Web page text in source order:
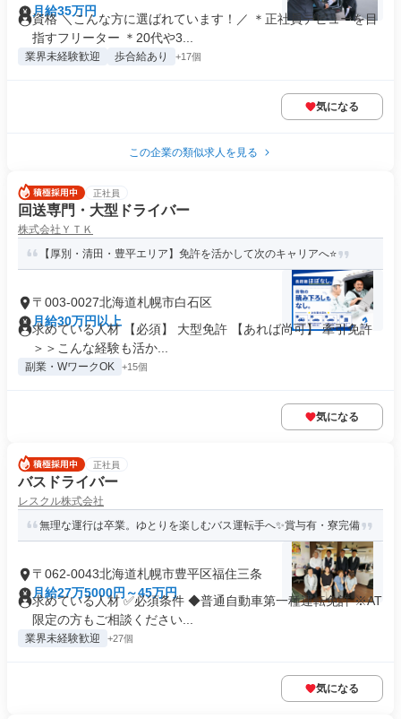
月給35万円
資格 ＼こんな方に選ばれています！／ ＊正社員デビューを目
指すフリーター ＊20代や3...
業界未経験歓迎 歩合給あり +17個
気になる
この企業の類似求人を見る
正社員
回送専門・大型ドライバー
株式会社ＹＴＫ
【厚別・清田・豊平エリア】免許を活かして次のキャリアへ⭐
〒003-0027北海道札幌市白石区
月給30万円以上
求めている人材 【必須】 大型免許 【あれば尚可】 牽引免許
＞＞こんな経験も活か...
副業・WワークOK +15個
気になる
正社員
バスドライバー
レスクル株式会社
無理な運行は卒業。ゆとりを楽しむバス運転手へ✨賞与有・寮完備
〒062-0043北海道札幌市豊平区福住三条
月給27万5000円～45万円
求めている人材 ✅必須条件 ◆普通自動車第一種運転免許 ※AT
限定の方もご相談ください...
業界未経験歓迎 +27個
気になる